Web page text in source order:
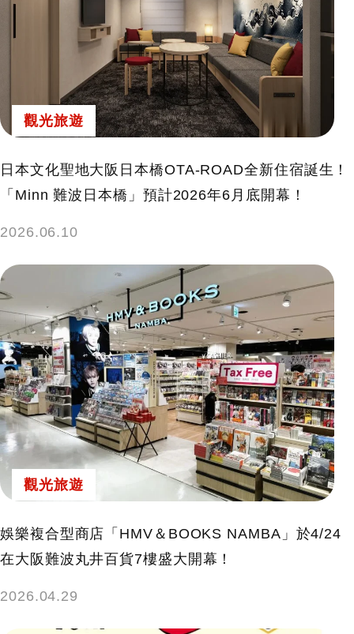
觀光旅遊
日本文化聖地大阪日本橋OTA-ROAD全新住宿誕生！
「Minn 難波日本橋」預計2026年6月底開幕！
2026.06.10
觀光旅遊
娛樂複合型商店「HMV＆BOOKS NAMBA」於4/24
在大阪難波丸井百貨7樓盛大開幕！
2026.04.29